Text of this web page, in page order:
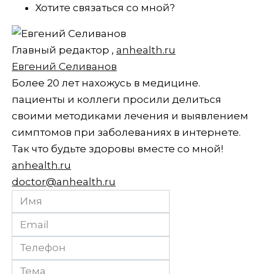
Хотите связаться со мной?
Главный редактор , anhealth.ru
Евгений Селиванов
Более 20 лет нахожусь в медицине.
пациенты и коллеги просили делиться
своими методиками лечения и выявлением
симптомов при заболеваниях в интернете.
Так что будьте здоровы вместе со мной!
anhealth.ru
doctor@anhealth.ru